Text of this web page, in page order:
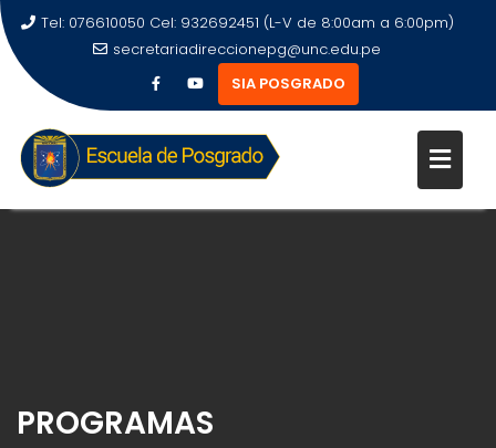
Tel: 076610050 Cel: 932692451 (L-V de 8:00am a 6:00pm)
secretariadireccionepg@unc.edu.pe
SIA POSGRADO
PROGRAMAS